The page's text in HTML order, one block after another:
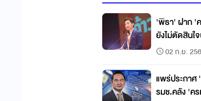
'พิธา' ฝาก 'ค
ยังไม่ตัดสินใ
02 ก.ย.
แพร่ประกาศ
รมช.คลัง 'คร